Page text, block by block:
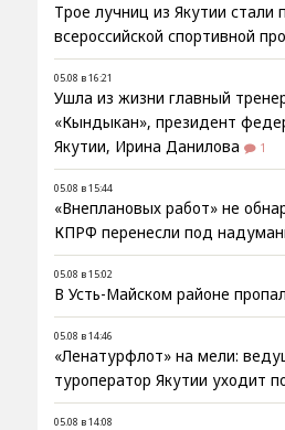
Трое лучниц из Якутии стали
всероссийской спортивной
05.08 в 16:21
Ушла из жизни главный
«Кындыкан», президент
Якутии, Ирина Данилова
1
05.08 в 15:44
«Внеплановых работ» не
КПРФ перенесли под
05.08 в 15:02
В Усть-Майском районе
05.08 в 14:46
«Ленатурфлот» на мели:
туроператор Якутии уходит
05.08 в 14:08